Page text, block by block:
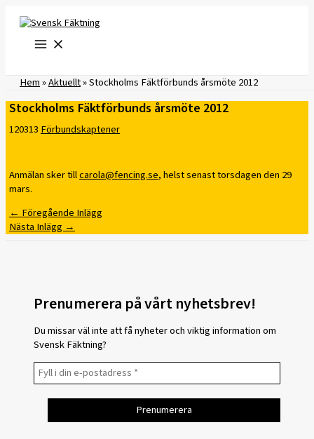
innehåll
Hem»Aktuellt»Stockholms Fäktförbunds årsmöte 2012
Stockholms Fäktförbunds årsmöte 2012
120313Förbundskaptener
Anmälan sker tillcarola@fencing.se, helst senast torsdagen den 29
mars.
←Föregående Inlägg
Nästa Inlägg→
Prenumerera på vårt nyhetsbrev!
Du missar väl inte att få nyheter och viktig information om
Svensk Fäktning?